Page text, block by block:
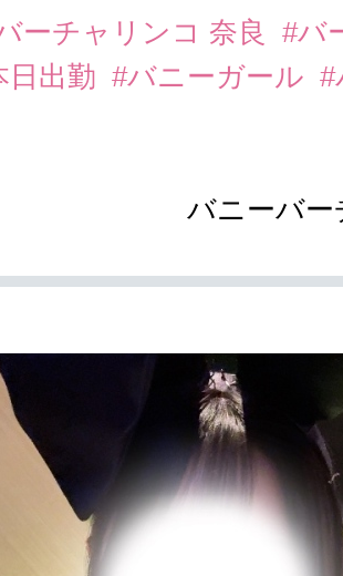
ーチャリンコ 奈良
#バ
日出勤 #バニーガール #
バニーバ